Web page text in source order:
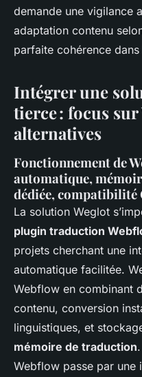
demande une vigilance
adaptation contenu
parfaite cohérence
Intégrer une
tierce : focus sur
alternatives
Fonctionnement de
automatique,
dédiée, compatibilité
La solution Weglot
plugin traduction
projets cherchant une
automatique facilitée.
Webflow en combinant
contenu, conversion
linguistiques, et
mémoire de traduction
Webflow passe par une